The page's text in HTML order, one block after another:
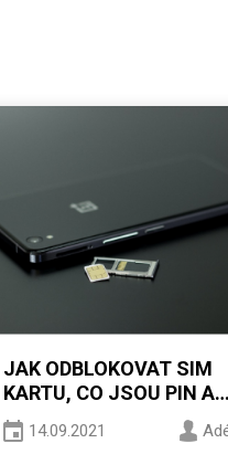
JAK ODBLOKOVAT SIM
KARTU, CO JSOU PIN A
PUK KÓDY
14.09.2021